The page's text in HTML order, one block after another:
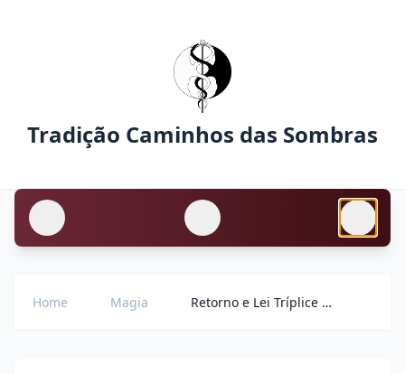
Tradição Caminhos das Sombras
Home Magia Retorno e Lei Tríplice ― Primeira Parte